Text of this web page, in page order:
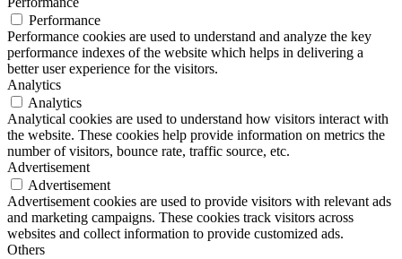
Performance
Performance cookies are used to understand and analyze the key
performance indexes of the website which helps in delivering a
better user experience for the visitors.
Analytics
Analytics
Analytical cookies are used to understand how visitors interact with
the website. These cookies help provide information on metrics the
number of visitors, bounce rate, traffic source, etc.
Advertisement
Advertisement
Advertisement cookies are used to provide visitors with relevant ads
and marketing campaigns. These cookies track visitors across
websites and collect information to provide customized ads.
Others